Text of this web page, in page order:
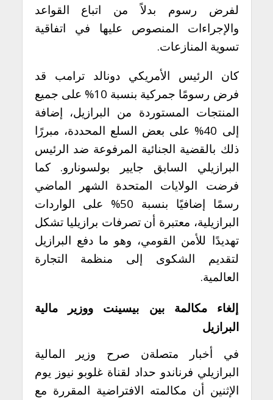
لفرض رسوم بدلاً من اتباع القواعد
والإجراءات المنصوص عليها في اتفاقية
تسوية المنازعات.
كان الرئيس الأمريكي دونالد ترامب قد
فرض رسومًا جمركية بنسبة 10% على جميع
المنتجات المستوردة من البرازيل، إضافة
إلى 40% على بعض السلع المحددة، مبررًا
ذلك بالقضية الجنائية المرفوعة ضد الرئيس
البرازيلي السابق جايير بولسونارو. كما
فرضت الولايات المتحدة الشهر الماضي
رسمًا إضافيًا بنسبة 50% على الواردات
البرازيلية، معتبرة أن تصرفات برازيليا تشكل
تهديدًا للأمن القومي، وهو ما دفع البرازيل
لتقديم الشكوى إلى منظمة التجارة
العالمية.
إلغاء مكالمة بين بيسينت ووزير مالية
البرازيل
في أخبار متصلةن صرح وزير المالية
البرازيلي فرناندو حداد لقناة غلوبو نيوز يوم
الإثنين أن مكالمته الافتراضية المقررة مع